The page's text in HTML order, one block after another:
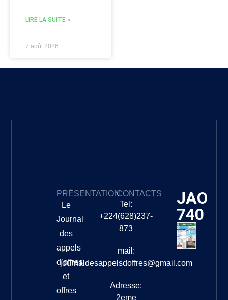
LIRE LA SUITE »
7 août 2026
PRÉSENTATION
Le
Journal
des
appels
d’offres
et
offres
CONTACTS
Tel:
+224(628)237-
873
mail:
journaldesappelsdoffres@gmail.com
Adresse:
2eme
JAO
740